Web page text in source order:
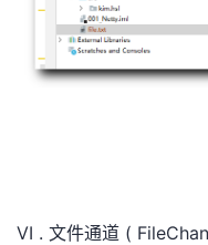
VI . 文件通道 (